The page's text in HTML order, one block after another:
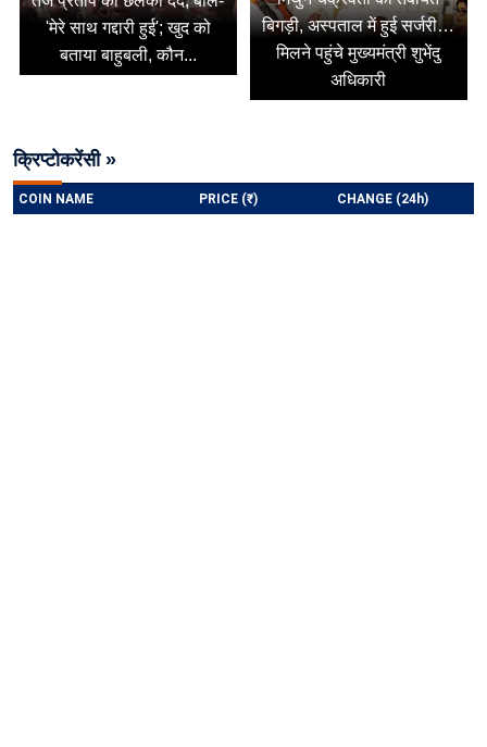
'मेरे साथ गद्दारी हुई'; खुद को
बताया बाहुबली, कौन...
बिगड़ी, अस्पताल में हुई सर्जरी…
मिलने पहुंचे मुख्यमंत्री शुभेंदु
अधिकारी
क्रिप्टोकरेंसी »